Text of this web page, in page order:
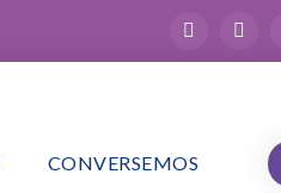
CONVERSEMOS